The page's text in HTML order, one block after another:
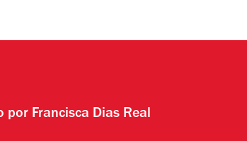
por Francisca Dias Real